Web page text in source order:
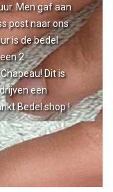
Men gaf aan
post naar ons
is de bedel
2
Dit is
een
Bedel.shop !